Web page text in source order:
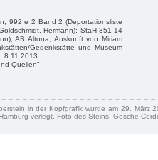
992 e 2 Band 2 (Deportationsliste
Hermann); StaH 351-14
AB Altona; Auskunft von Miriam
Gedenkstätte und Museum
8.11.2013.
Quellen".
in der Kopfgrafik wurde am 29. März
verlegt. Foto des Steins: Gesche